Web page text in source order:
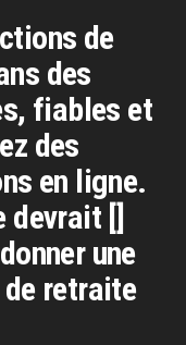
de
des
fiables et
des
en ligne.
devrait []
une
retraite